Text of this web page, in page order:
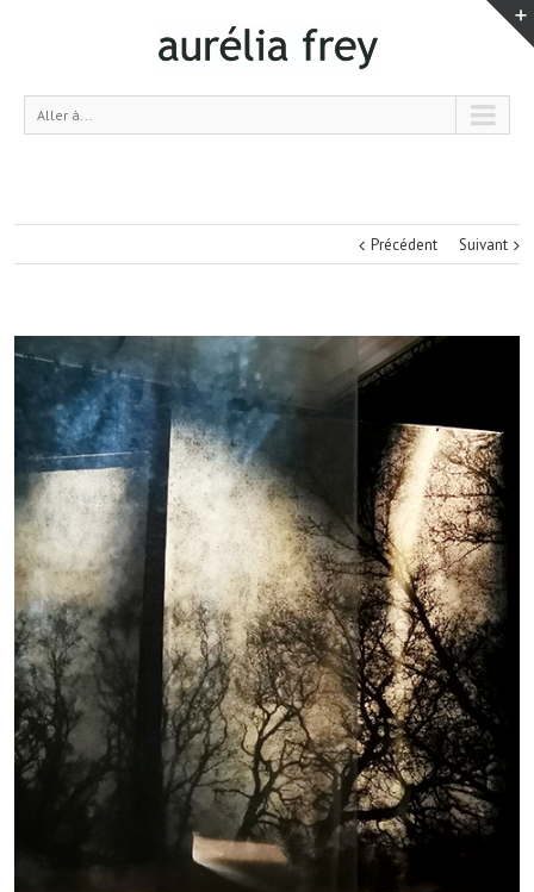
Aller à...
Précédent Suivant